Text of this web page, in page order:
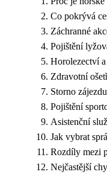
Co pokrývá
Záchranné
Pojištění
Horolezectví
Zdravotní
Storno
Pojištění
Asistenční
Jak vybrat
Rozdíly mezi
Nejčastější